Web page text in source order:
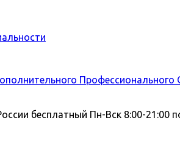
Профессионального
бесплатный Пн-Вск 8:00-21:00